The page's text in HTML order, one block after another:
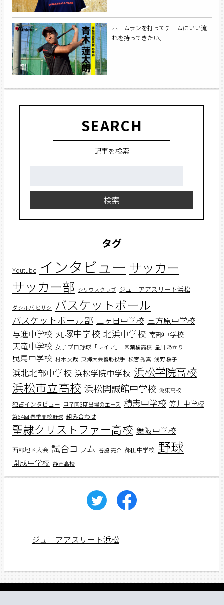
ホームランを打ってチームにいい流
れを持ってきたい。
SEARCH
記事を検索
検索
タグ
Youtube インタビュー サッカー
サッカー部 シリウスクラブ ジュニアアスリート浜松
ダシルバ ヒサシ バスケットボール
バスケットボール部 三ヶ日中学校 三方原中学校
与進中学校 丸塚中学校 北浜中学校 南部中学校
天竜中学校 女子プロ野球「レイア」 常葉橘高校 星川 あかり
曳馬中学校 村木 文哉 東海大会優勝投手 松宮 秀真 浅野 桜子
浜北北部中学校 浜松学院中学校 浜松学院高校
浜松市立高校 浜松開誠館中学校 湖東高校
独占インタビュー 甲子園3度出場のエース 積志中学校 笠井中学校
第64回 春季高校野球 組み合わせ
聖隷クリストファー高校 舞阪中学校
西部地区大会 試合コラム 谷脇 亮介 都田中学校 野球
開成中学校 静岡高校
ジュニアアスリート浜松